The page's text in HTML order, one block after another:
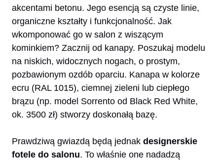
akcentami betonu. Jego esencją są czyste linie,
organiczne kształty i funkcjonalność. Jak
wkomponować go w salon z wiszącym
kominkiem? Zacznij od kanapy. Poszukaj modelu
na niskich, widocznych nogach, o prostym,
pozbawionym ozdób oparciu. Kanapa w kolorze
ecru (RAL 1015), ciemnej zieleni lub ciepłego
brązu (np. model Sorrento od Black Red White,
ok. 3500 zł) stworzy doskonałą bazę.
Prawdziwą gwiazdą będą jednak designerskie
fotele do salonu. To właśnie one nadadzą